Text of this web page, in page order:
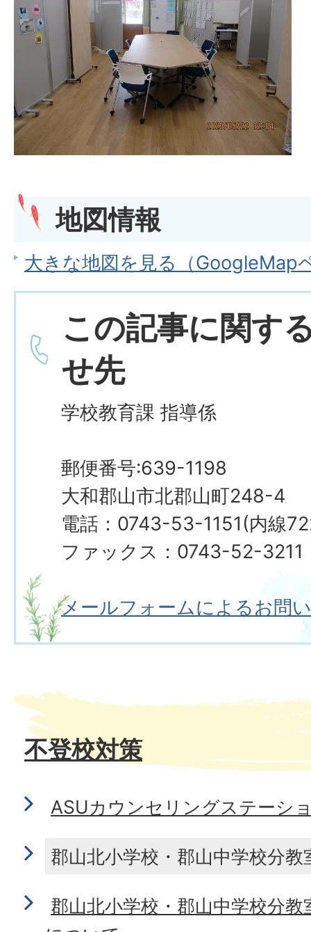
地図情報
大きな地図を見る（GoogleMap
この記事に関す
せ先
学校教育課 指導係
郵便番号:639-1198
大和郡山市北郡山町248-4
電話：0743-53-1151(内線
ファックス：0743-52-3211
メールフォームによるお問
不登校対策
ASUカウンセリングステーシ
郡山北小学校・郡山中学校分
郡山北小学校・郡山中学校分